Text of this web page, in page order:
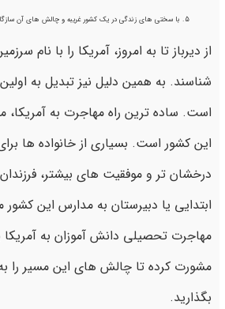
با سختی های زندگی در یک کشور غریبه و چالش های آن
از دیرباز تا به امروز، آمریکا را با نام
شناسند. به همین دلیل نیز تبدیل به
است. ساده ترین راه مهاجرت به
این کشور است. بسیاری از خانواده ها
درخشان تر و موفقیت های بیشتر،
ابتدایی یا دبیرستان به مدارس این
مهاجرت تحصیلی دانش آموزان به آمریکا
مشورت کرده تا چالش های این مسیر را
بگذارید.